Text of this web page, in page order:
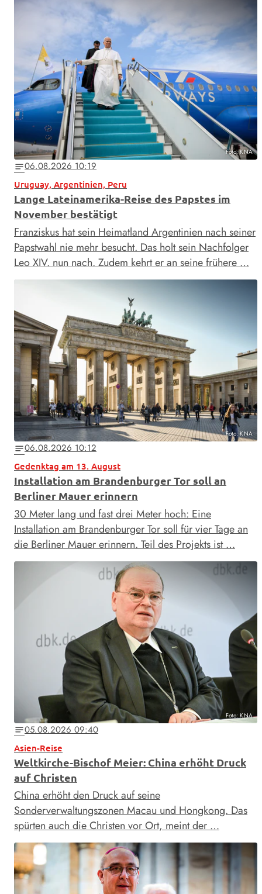
Foto: KNA
notes06.08.2026 10:19
Uruguay, Argentinien, Peru
Lange Lateinamerika-Reise des Papstes im
November bestätigt
Franziskus hat sein Heimatland Argentinien nach seiner
Papstwahl nie mehr besucht. Das holt sein Nachfolger
Leo XIV. nun nach. Zudem kehrt er an seine frühere …
Foto: KNA
notes06.08.2026 10:12
Gedenktag am 13. August
Installation am Brandenburger Tor soll an
Berliner Mauer erinnern
30 Meter lang und fast drei Meter hoch: Eine
Installation am Brandenburger Tor soll für vier Tage an
die Berliner Mauer erinnern. Teil des Projekts ist …
Foto: KNA
notes05.08.2026 09:40
Asien-Reise
Weltkirche-Bischof Meier: China erhöht Druck
auf Christen
China erhöht den Druck auf seine
Sonderverwaltungszonen Macau und Hongkong. Das
spürten auch die Christen vor Ort, meint der …